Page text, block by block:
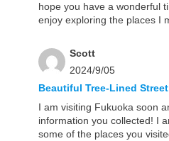
hope you have a wonderful
enjoy exploring the places I
Scott
2024/9/05
Beautiful Tree-Lined
I am visiting Fukuoka soon
information you collected! I
some of the places you